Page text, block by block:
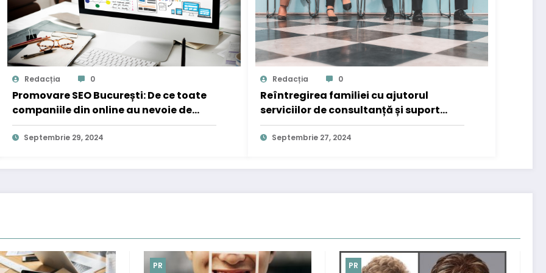
Redacția 0
Promovare SEO București: De ce toate
companiile din online au nevoie de
optimizare?
Septembrie 29, 2024
Redacția 0
Reîntregirea familiei cu ajutorul
serviciilor de consultanță și suport
pentru procedura de imigrare
Septembrie 27, 2024
PR PR